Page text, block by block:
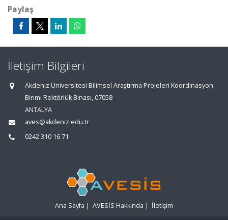
Paylaş
İletişim Bilgileri
Akdeniz Üniversitesi Bilimsel Araştırma Projeleri Koordinasyon
Birimi Rektörlük Binası, 07058
ANTALYA
aves@akdeniz.edu.tr
0242 310 16 71
Ana Sayfa | AVESİS Hakkında | İletişim